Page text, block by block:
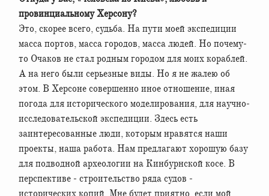
провинциальному Херсону?
Это, скорее всего, судьба. На пути моей экспедиции
масса портов, масса городов, масса людей. Но почему-
то Очаков не стал родным городом для моих кораблей.
А на него были серьезные виды. Но я не жалею об
этом. В Херсоне совершенно иное отношение, иная
погода для исторического моделирования, для научно-
исследовательской экспедиции. Здесь есть
заинтересованные люди, которым нравятся наши
проекты, наша работа. Нам предлагают хорошую базу
для подводной археологии на Кинбурнской косе. В
перспективе - строительство ряда судов -
исторических копий. Мне будет приятно, если мой